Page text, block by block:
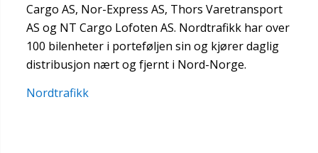
Cargo AS, Nor-Express AS, Thors Varetransport
AS og NT Cargo Lofoten AS. Nordtrafikk har over
100 bilenheter i porteføljen sin og kjører daglig
distribusjon nært og fjernt i Nord-Norge.
Nordtrafikk